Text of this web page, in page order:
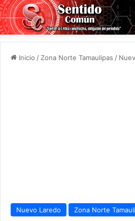
Inicio / Zona Norte Tamaulipas /
Nuevo Laredo Zona Norte